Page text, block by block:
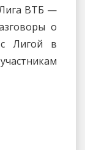
ВТБ —
о
с Лигой в